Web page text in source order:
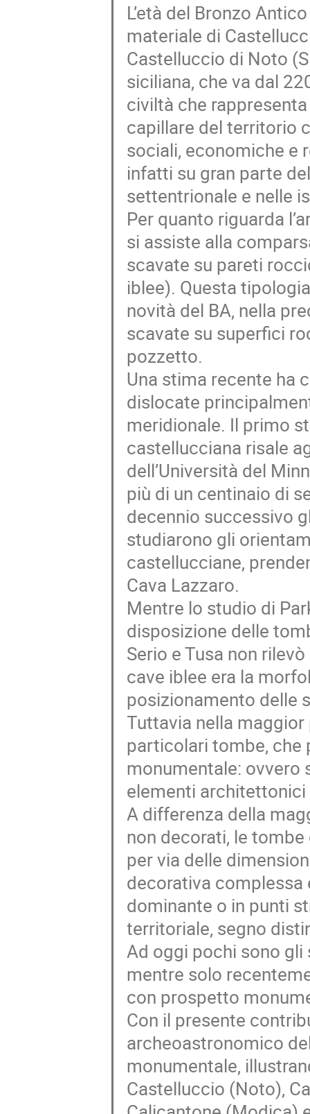
L’età del Bronzo
materiale di
Castelluccio di Noto
siciliana, che va dal
civiltà che
capillare del territorio
sociali, economiche e
infatti su gran parte
settentrionale e nelle
Per quanto riguarda
si assiste alla
scavate su pareti
iblee). Questa
novità del BA, nella
scavate su superfici
pozzetto.
Una stima recente ha
dislocate
meridionale. Il primo
castellucciana risale
dell’Università del
più di un centinaio di
decennio successivo
studiarono gli
castellucciane,
Cava Lazzaro.
Mentre lo studio di
disposizione delle
Serio e Tusa non
cave iblee era la
posizionamento delle
Tuttavia nella
particolari tombe,
monumentale: ovvero
elementi
A differenza della
non decorati, le
per via delle
decorativa
dominante o in punti
territoriale, segno
Ad oggi pochi sono
mentre solo
con prospetto
Con il presente
archeoastronomico
monumentale,
Castelluccio (Noto),